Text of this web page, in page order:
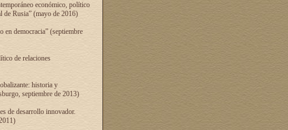
económico, político
de Rusia” (mayo de 2016)
en democracia” (septiembre
de relaciones
historia y
septiembre de 2013)
de desarrollo innovador.